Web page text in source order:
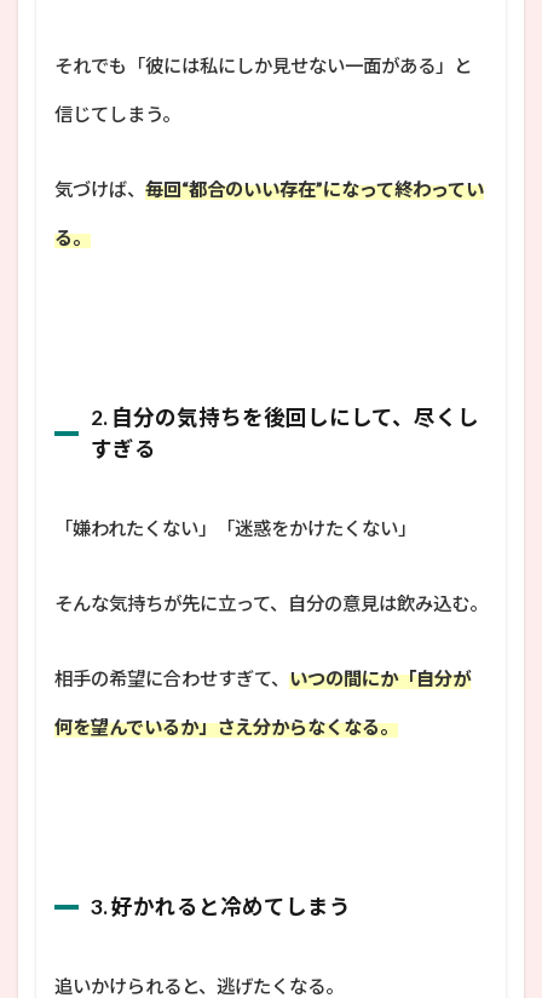
それでも「彼には私にしか見せない一面がある」と
信じてしまう。
気づけば、 毎回“都合のいい存在”になって終わってい
る。
2. 自分の気持ちを後回しにして、尽くし
すぎる
「嫌われたくない」「迷惑をかけたくない」
そんな気持ちが先に立って、自分の意見は飲み込む。
相手の希望に合わせすぎて、 いつの間にか「自分が
何を望んでいるか」さえ分からなくなる。
3. 好かれると冷めてしまう
追いかけられると、逃げたくなる。